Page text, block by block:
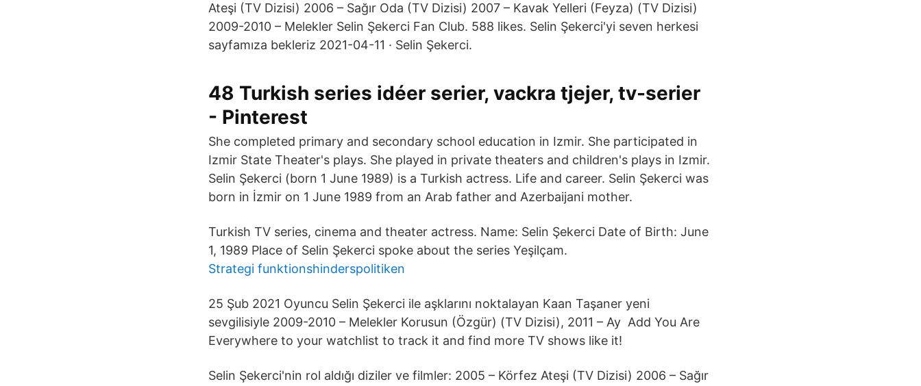
Ateşi (TV Dizisi) 2006 – Sağır Oda (TV Dizisi) 2007 – Kavak Yelleri (Feyza) (TV Dizisi)
2009-2010 – Melekler Selin Şekerci Fan Club. 588 likes. Selin Şekerci'yi seven herkesi
sayfamıza bekleriz 2021-04-11 · Selin Şekerci.
48 Turkish series idéer serier, vackra tjejer, tv-serier
- Pinterest
She completed primary and secondary school education in Izmir. She participated in
Izmir State Theater's plays. She played in private theaters and children's plays in Izmir.
Selin Şekerci (born 1 June 1989) is a Turkish actress. Life and career. Selin Şekerci was
born in İzmir on 1 June 1989 from an Arab father and Azerbaijani mother.
Turkish TV series, cinema and theater actress. Name: Selin Şekerci Date of Birth: June
1, 1989 Place of Selin Şekerci spoke about the series Yeşilçam.
Strategi funktionshinderspolitiken
25 Şub 2021 Oyuncu Selin Şekerci ile aşklarını noktalayan Kaan Taşaner yeni
sevgilisiyle 2009-2010 – Melekler Korusun (Özgür) (TV Dizisi), 2011 – Ay Add You Are
Everywhere to your watchlist to track it and find more TV shows like it!
Selin Şekerci'nin rol aldığı diziler ve filmler: 2005 – Körfez Ateşi (TV Dizisi) 2006 – Sağır